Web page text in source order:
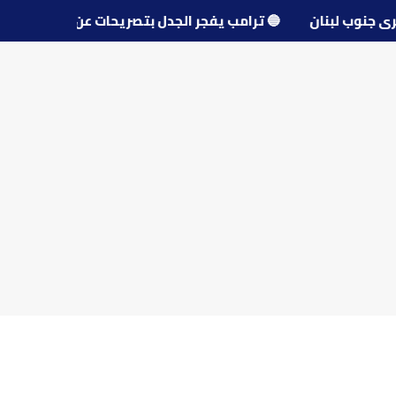
قرى جنوب لبنان 🔵ترامب يفجر الجدل بتصريحات عن